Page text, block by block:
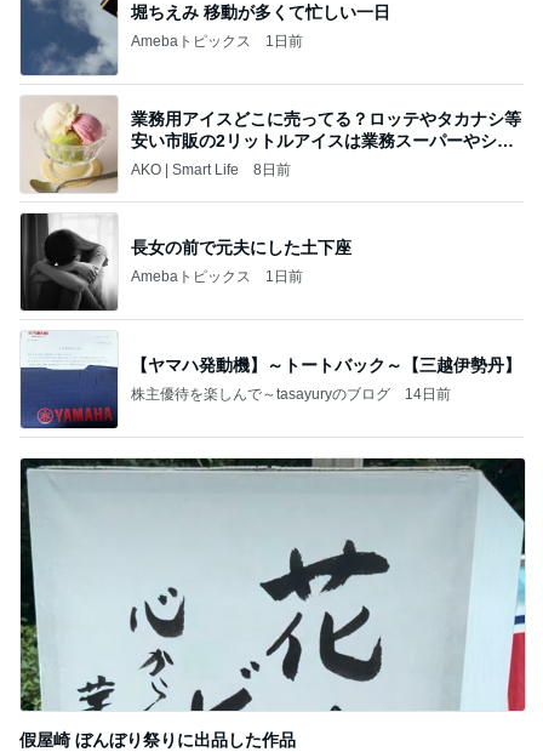
堀ちえみ 移動が多くて忙しい一日
Amebaトピックス 1日前
業務用アイスどこに売ってる？ロッテやタカナシ等
安い市販の2リットルアイスは業務スーパーやシャ
トレ
AKO | Smart Life 8日前
長女の前で元夫にした土下座
Amebaトピックス 1日前
【ヤマハ発動機】～トートバック～【三越伊勢丹】
株主優待を楽しんで～tasayuryのブログ 14日前
假屋崎 ぼんぼり祭りに出品した作品